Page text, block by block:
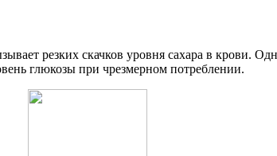
резких скачков уровня сахара в крови.
глюкозы при чрезмерном потреблении.